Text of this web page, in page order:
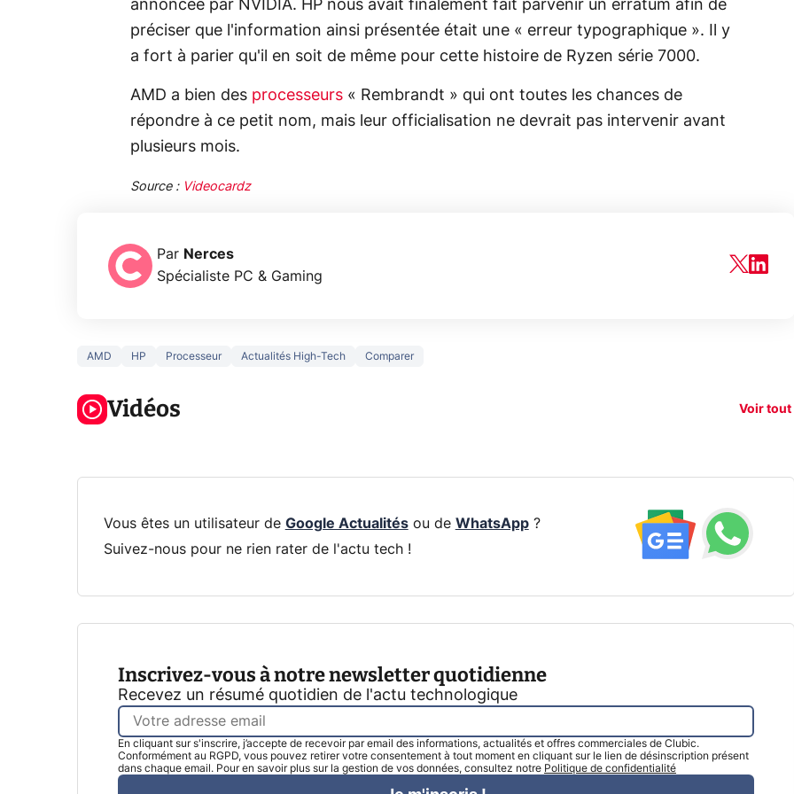
annoncée par NVIDIA. HP nous avait finalement fait parvenir un erratum afin de
préciser que l'information ainsi présentée était une « erreur typographique ». Il y
a fort à parier qu'il en soit de même pour cette histoire de Ryzen série 7000.
AMD a bien des processeurs « Rembrandt » qui ont toutes les chances de
répondre à ce petit nom, mais leur officialisation ne devrait pas intervenir avant
plusieurs mois.
Source : Videocardz
Par Nerces
Spécialiste PC & Gaming
AMD HP Processeur Actualités High-Tech Comparer
Vidéos Voir tout
Voici L'AOC
CQ32G4ZA !
5 générations
Ce que vous
Vous êtes un utilisateur de Google Actualitésou de WhatsApp?
Suivez-nous pour ne rien rater de l'actu tech !
Inscrivez-vous à notre newsletter quotidienne
Recevez un résumé quotidien de l'actu technologique
En cliquant sur s'inscrire, j’accepte de recevoir par email des informations, actualités et offres commerciales de Clubic.
Conformément au RGPD, vous pouvez retirer votre consentement à tout moment en cliquant sur le lien de désinscription présent
dans chaque email. Pour en savoir plus sur la gestion de vos données, consultez notre Politique de confidentialité